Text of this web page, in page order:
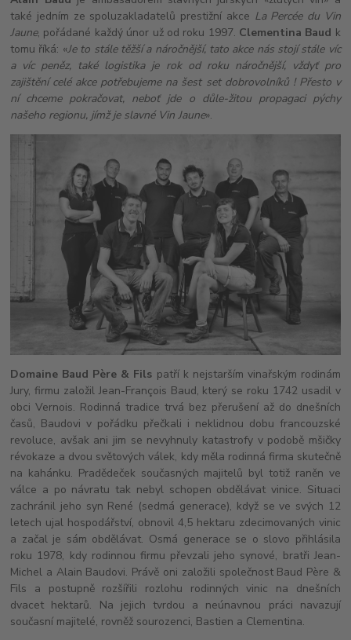
také jedním ze spoluzakladatelů prestižní akce La Percée du Vin
Jaune, pořádané každý únor už od roku 1997. Clementina Baud k
tomu říká: «Je to stále těžší a náročnější, tato akce nás stojí stále víc
a víc peněz, také logistika je rok od roku náročnější, vždyť pro
zajištění celé akce potřebujeme na šest set dobrovolníků ! Přesto v
ní chceme pokračovat, neboť jde o důle-žitou propagaci pýchy
našeho regionu, jímž je slavné Vin Jaune».
Domaine Baud Père & Fils patří k nejstarším vinařským rodinám
Jury, firmu založil Jean-François Baud, který se roku 1742 usadil v
obci Vernois. Rodinná tradice trvá bez přerušení až do dnešních
časů, Baudovi v pořádku přečkali i neklidnou dobu francouzské
revoluce, avšak ani jim se nevyhnuly katastrofy v podobě mšičky
révokaze a dvou světových válek, kdy měla rodinná firma skutečně
na kahánku. Pradědeček současných majitelů byl totiž raněn ve
válce a po návratu tak nebyl schopen obdělávat vinice. Situaci
zachránil jeho syn René (sedmá generace), když se ve svých 12
letech ujal hospodářství, obnovil 4,5 hektaru zdecimovaných vinic
a začal je sám obdělávat. Osmá generace se o slovo přihlásila
roku 1978, kdy rodinnou firmu převzali jeho synové, bratři Jean-
Michel a Alain Baudovi. Právě oni založili společnost Baud Père &
Fils a postupně rozšířili rozlohu rodinných vinic na dnešních
dvacet hektarů. Na jejich tvrdou a neúnavnou práci navazují
současní majitelé, rovněž sourozenci, Bastien a Clementina.